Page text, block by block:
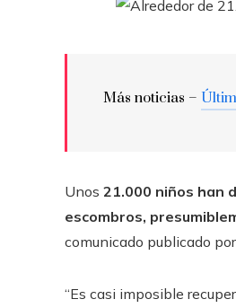
Más noticias –
Unos 21.000 niños han
escombros,
comunicado publicado
“Es casi imposible